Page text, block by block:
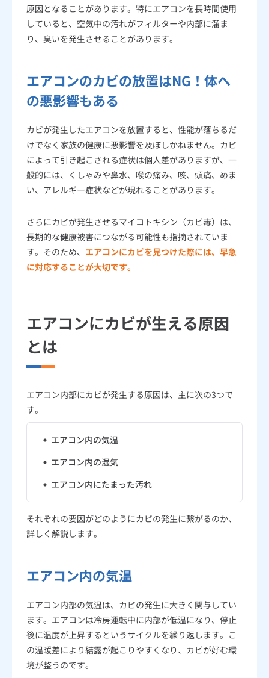
原因となることがあります。特にエアコンを長時間使用
していると、空気中の汚れがフィルターや内部に溜ま
り、臭いを発生させることがあります。
エアコンのカビの放置はNG！体へ
の悪影響もある
カビが発生したエアコンを放置すると、性能が落ちるだ
けでなく家族の健康に悪影響を及ぼしかねません。カビ
によって引き起こされる症状は個人差がありますが、一
般的には、くしゃみや鼻水、喉の痛み、咳、頭痛、めま
い、アレルギー症状などが現れることがあります。
さらにカビが発生させるマイコトキシン（カビ毒）は、
長期的な健康被害につながる可能性も指摘されていま
す。そのため、 エアコンにカビを見つけた際には、早急
に対応することが大切です。
エアコンにカビが生える原因
とは
エアコン内部にカビが発生する原因は、主に次の3つで
す。
エアコン内の気温
エアコン内の湿気
エアコン内にたまった汚れ
それぞれの要因がどのようにカビの発生に繋がるのか、
詳しく解説します。
エアコン内の気温
エアコン内部の気温は、カビの発生に大きく関与してい
ます。エアコンは冷房運転中に内部が低温になり、停止
後に温度が上昇するというサイクルを繰り返します。こ
の温暖差により結露が起こりやすくなり、カビが好む環
境が整うのです。